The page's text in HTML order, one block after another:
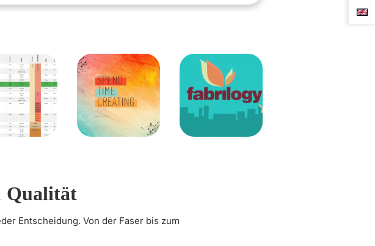
Qualität
Entscheidung. Von der Faser bis zum